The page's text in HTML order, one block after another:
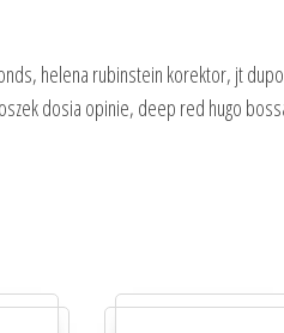
helena rubinstein korektor, jt
dosia opinie, deep red hugo